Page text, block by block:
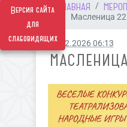
Версия сайта
для
слабовидящих
ГЛАВНАЯ
Масленица
10.02.2026 06:13